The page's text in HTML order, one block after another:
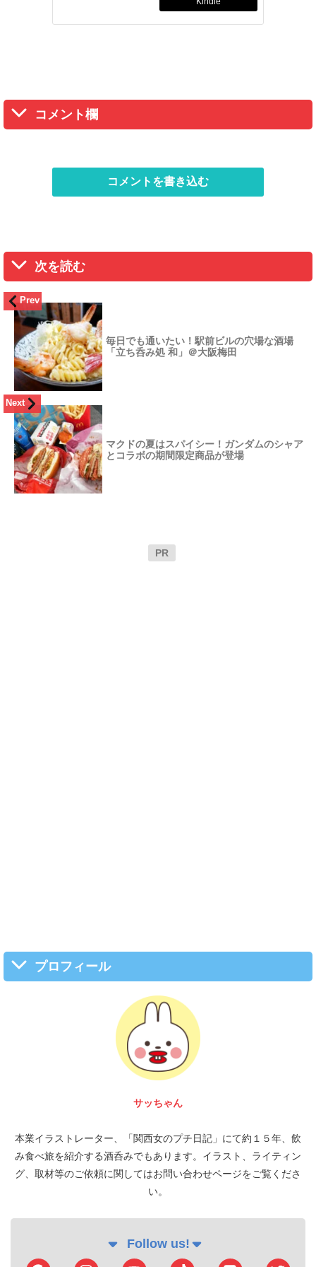
コメント欄
コメントを書き込む
次を読む
Prev
毎日でも通いたい！駅前ビルの穴場な酒場
「立ち呑み処 和」＠大阪梅田
Next
マクドの夏はスパイシー！ガンダムのシャア
とコラボの期間限定商品が登場
PR
プロフィール
サッちゃん
本業イラストレーター、「関西女のプチ日記」にて約１５年、飲
み食べ旅を紹介する酒呑みでもあります。イラスト、ライティン
グ、取材等のご依頼に関してはお問い合わせページをご覧くださ
い。
Follow us!